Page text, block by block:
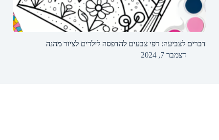
דברים לצביעה: דפי צבעים להדפסה לילדים לציור מהנה
דצמבר 7, 2024